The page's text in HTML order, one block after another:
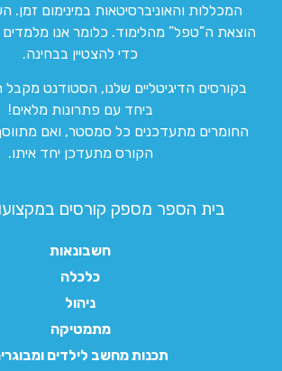
המכללות והאוניברסיטאות במינימום זמן.
הוצאת ה”טפל” מהלימוד. כלומר אנו
כדי להצטיין בבחינה.
בקורסים הדיגיטליים שלנו, הסטודנט מקבל
ביחד עם פתרונות מלאים!
החומרים מתעדכנים כל סמסטר, ואם
הקורס מתעדכן יחד איתו.
בית הספר מספק קורסים
חשבונאות
כלכלה
ניהול
מתמטיקה
תכנות מחשב לילדים